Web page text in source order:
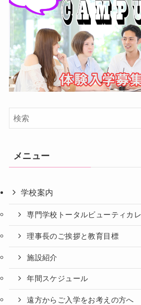
メニュー
学校案内
専門学校トータルビューティカ
理事長のご挨拶と教育目標
施設紹介
年間スケジュール
遠方からご入学をお考えの方へ